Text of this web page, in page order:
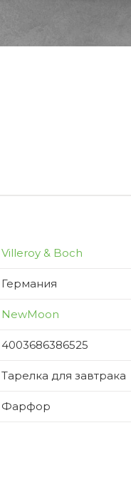
Villeroy & Boch
Германия
NewMoon
4003686386525
Тарелка для завтрака
Фарфор